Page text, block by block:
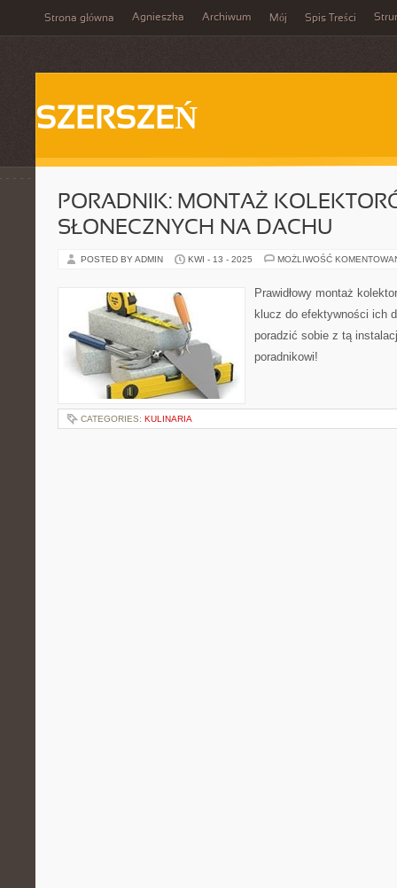
Strona główna Agnieszka Archiwum Mój Spis Treści
SZERSZEŃ
PORADNIK: MONTAŻ
SŁONECZNYCH NA DACHU
POSTED BY ADMIN KWI - 13 - 2025 MOŻLIWOŚĆ
Prawidłowy montaż
klucz do efektywności ich
poradzić sobie z tą
poradnikowi!
CATEGORIES: KULINARIA